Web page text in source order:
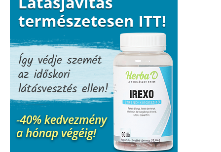
egészségesek
igen